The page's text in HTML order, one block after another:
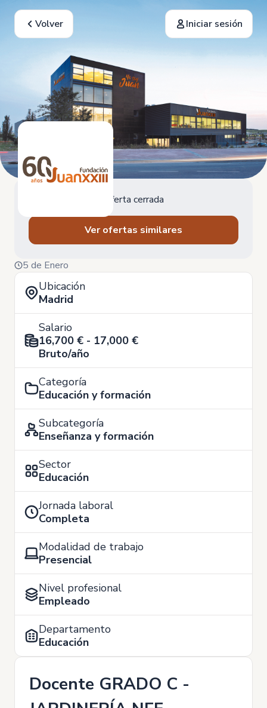
Volver Iniciar sesión
Oferta cerrada
Ver ofertas similares
5 de Enero
Ubicación
Madrid
Salario
16,700 € - 17,000 €
Bruto/año
Categoría
Educación y formación
Subcategoría
Enseñanza y formación
Sector
Educación
Jornada laboral
Completa
Modalidad de trabajo
Presencial
Nivel profesional
Empleado
Departamento
Educación
Docente GRADO C -